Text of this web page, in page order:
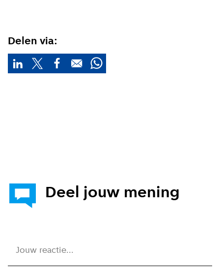
Ik ga akkoord met de
Aanmelden
Delen via:
Deel jouw mening
Jouw reactie...